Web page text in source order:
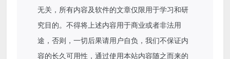
无关，所有内容及软件的文章仅限用于学习和研
究目的。不得将上述内容用于商业或者非法用
途，否则，一切后果请用户自负，我们不保证内
容的长久可用性，通过使用本站内容随之而来的